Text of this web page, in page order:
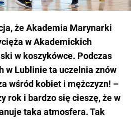
że Akademia Marynarki
w Akademickich
w koszykówce. Podczas
w Lublinie ta uczelnia znów
wśród kobiet i mężczyzn! –
rok i bardzo się cieszę, że w
taka atmosfera. Tak